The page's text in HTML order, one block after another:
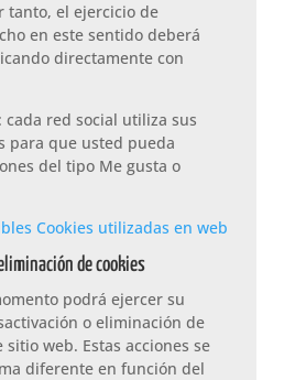
tanto, el ejercicio de
en este sentido deberá
directamente con
cada red social utiliza sus
para que usted pueda
del tipo Me gusta o
Cookies utilizadas en web
de cookies
podrá ejercer su
o eliminación de
sitio web. Estas acciones se
diferente en función del